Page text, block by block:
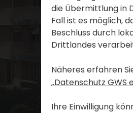
die Übermitt­lung in
Fall ist es möglich,
Beschluss durch
Dritt­landes
Näheres erfahren
„Daten­schutz GWS
Ihre Einwil­li­gung